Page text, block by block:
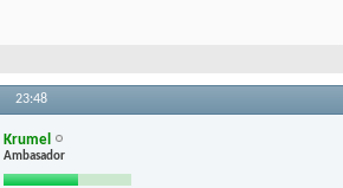
23:48
Krumel
Ambasador